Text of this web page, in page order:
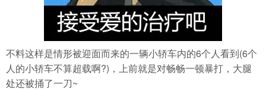
不料这样是情形被迎面而来的一辆小轿车内的6个人看到(6个
人的小轿车不算超载啊?)，上前就是对畅畅一顿暴打，大腿
处还被捅了一刀~